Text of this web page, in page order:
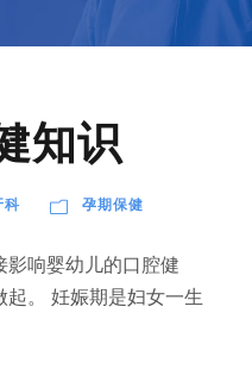
知识
科 孕期保健
影响婴幼儿的口腔健
起。 妊娠期是妇女一生